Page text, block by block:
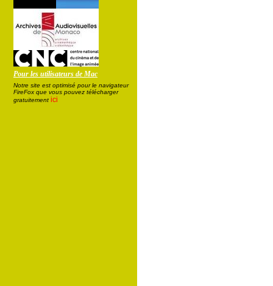
Pour les utilisateurs de Mac
Notre site est optimisé pour le navigateur
FireFox que vous pouvez télécharger
gratuitement ici